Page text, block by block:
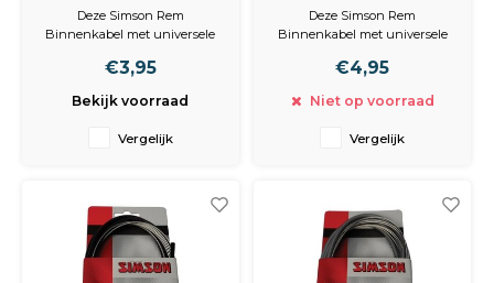
rem universeel 2.25
mtr.
Deze Simson Rem
Binnenkabel met universele
gegalvaniseerd en heeft een
geschikt is voor zowel voor- als
€3,95
Bekijk voorraad
Vergelijk
rem universeel 2.35
mtr.
Deze Simson Rem
Binnenkabel met universele
heeft een lengte van 2,35m
zowel voor- als achterrem.
€4,95
Niet op voorraad
Vergelijk